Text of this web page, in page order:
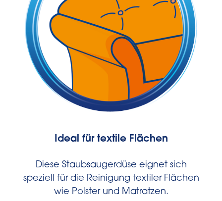
Ideal für textile Flächen
Diese Staubsaugerdüse eignet sich
speziell für die Reinigung textiler Flächen
wie Polster und Matratzen.